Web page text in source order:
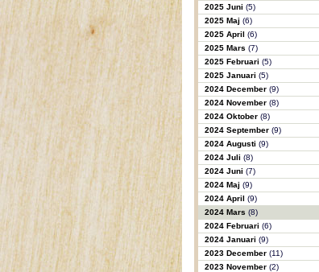
2025 Juni (5)
2025 Maj (6)
2025 April (6)
2025 Mars (7)
2025 Februari (5)
2025 Januari (5)
2024 December (9)
2024 November (8)
2024 Oktober (8)
2024 September (9)
2024 Augusti (9)
2024 Juli (8)
2024 Juni (7)
2024 Maj (9)
2024 April (9)
2024 Mars (8)
2024 Februari (6)
2024 Januari (9)
2023 December (11)
2023 November (2)